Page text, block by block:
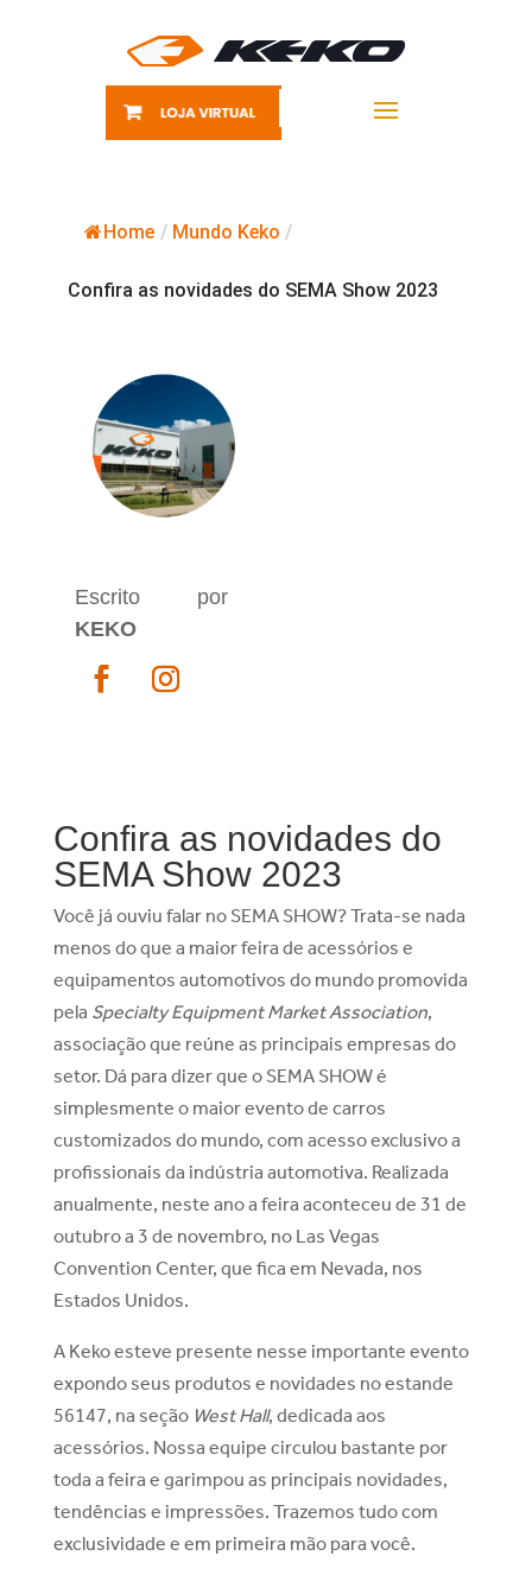
Home / Mundo Keko /
Confira as novidades do SEMA Show 2023
Escrito por
KEKO
Confira as novidades do
SEMA Show 2023
Você já ouviu falar no SEMA SHOW? Trata-se nada
menos do que a maior feira de acessórios e
equipamentos automotivos do mundo promovida
pela Specialty Equipment Market Association,
associação que reúne as principais empresas do
setor. Dá para dizer que o SEMA SHOW é
simplesmente o maior evento de carros
customizados do mundo, com acesso exclusivo a
profissionais da indústria automotiva. Realizada
anualmente, neste ano a feira aconteceu de 31 de
outubro a 3 de novembro, no Las Vegas
Convention Center, que fica em Nevada, nos
Estados Unidos.
A Keko esteve presente nesse importante evento
expondo seus produtos e novidades no estande
56147, na seção West Hall, dedicada aos
acessórios. Nossa equipe circulou bastante por
toda a feira e garimpou as principais novidades,
tendências e impressões. Trazemos tudo com
exclusividade e em primeira mão para você.